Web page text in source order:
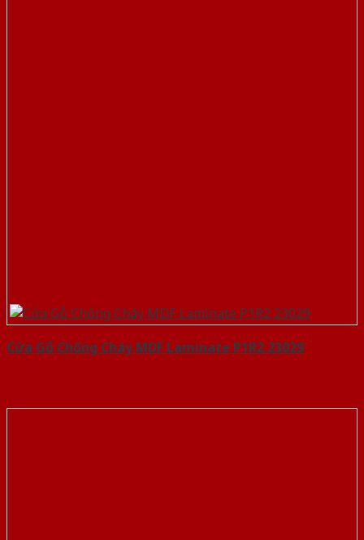
Cửa Gỗ Chống Cháy MDF Laminate P1R2 23029